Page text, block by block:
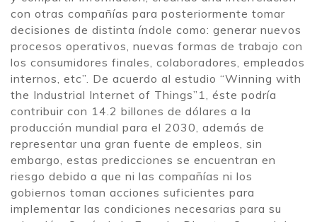
con otras compañías para posteriormente tomar
decisiones de distinta índole como: generar nuevos
procesos operativos, nuevas formas de trabajo con
los consumidores finales, colaboradores, empleados
internos, etc”. De acuerdo al estudio “Winning with
the Industrial Internet of Things”1, éste podría
contribuir con 14.2 billones de dólares a la
producción mundial para el 2030, además de
representar una gran fuente de empleos, sin
embargo, estas predicciones se encuentran en
riesgo debido a que ni las compañías ni los
gobiernos toman acciones suficientes para
implementar las condiciones necesarias para su